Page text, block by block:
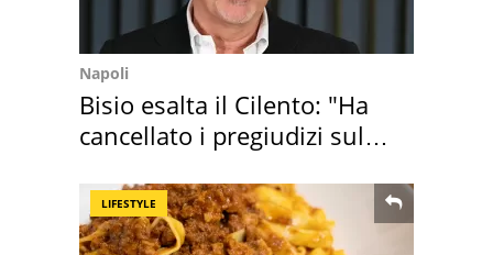
Napoli
Bisio esalta il Cilento: "Ha
cancellato i pregiudizi sul
LIFESTYLE